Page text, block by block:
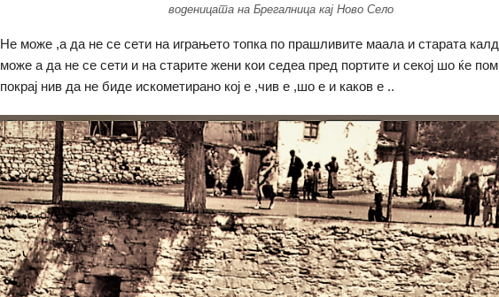
воденицата на Брегалница кај Ново Село
Не може ,а да не се сети на играњето топка по прашливите маала и старата
може а да не се сети и на старите жени кои седеа пред портите и секој шо ќе
покрај нив да не биде искометирано кој е ,чив е ,шо е и каков е ..